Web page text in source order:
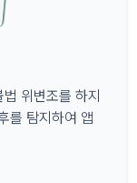
위변조를 하지
를 탐지하여 앱